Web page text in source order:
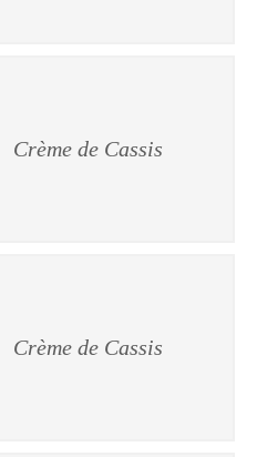
Crème de Cassis
Crème de Cassis